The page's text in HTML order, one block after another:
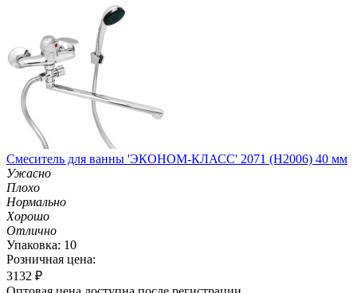
Смеситель для ванны 'ЭКОНОМ-КЛАСС' 2071 (H2006) 40 мм
Ужасно
Плохо
Нормально
Хорошо
Отлично
Упаковка: 10
Розничная цена:
3132 ₽